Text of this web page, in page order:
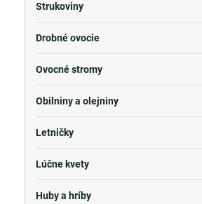
Strukoviny
Drobné ovocie
Ovocné stromy
Obilniny a olejniny
Letničky
Lúčne kvety
Huby a hríby